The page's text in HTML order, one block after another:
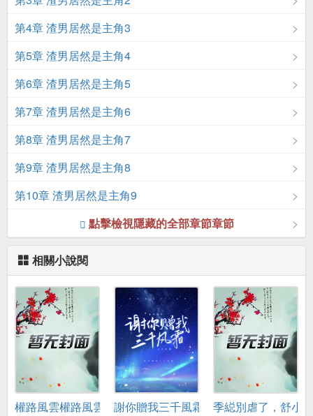
第4章 渣男居然是主角3
第5章 渣男居然是主角4
第6章 渣男居然是主角5
第7章 渣男居然是主角6
第8章 渣男居然是主角7
第9章 渣男居然是主角8
第10章 渣男居然是主角9
點擊檢視隱藏的全部章節章節
相關小說閱
權路風雲權路風雲 謝你贈我三千風霜 季縂別虐了，舒小